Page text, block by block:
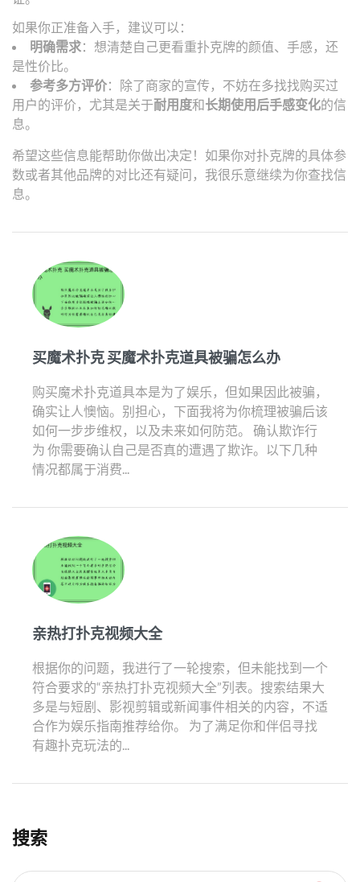
如果你正准备入手，建议可以：
明确需求：想清楚自己更看重扑克牌的颜值、手感，还
是性价比。
参考多方评价：除了商家的宣传，不妨在多找找购买过
用户的评价，尤其是关于耐用度和长期使用后手感变化的信
息。
希望这些信息能帮助你做出决定！如果你对扑克牌的具体参
数或者其他品牌的对比还有疑问，我很乐意继续为你查找信
息。
买魔术扑克 买魔术扑克道具被骗怎么办
购买魔术扑克道具本是为了娱乐，但如果因此被骗，
确实让人懊恼。别担心，下面我将为你梳理被骗后该
如何一步步维权，以及未来如何防范。 确认欺诈行
为 你需要确认自己是否真的遭遇了欺诈。以下几种
情况都属于消费...
亲热打扑克视频大全
根据你的问题，我进行了一轮搜索，但未能找到一个
符合要求的“亲热打扑克视频大全”列表。搜索结果大
多是与短剧、影视剪辑或新闻事件相关的内容，不适
合作为娱乐指南推荐给你。 为了满足你和伴侣寻找
有趣扑克玩法的...
搜索